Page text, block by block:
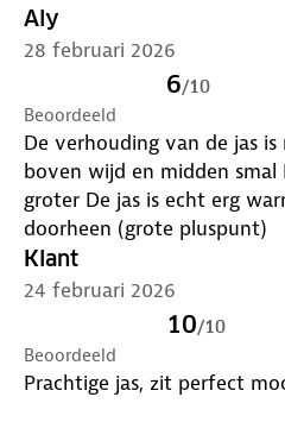
Aly
28 februari 2026
6/10
Beoordeeld
De verhouding van de jas is
boven wijd en midden smal
groter De jas is echt erg
doorheen (grote pluspunt)
Klant
24 februari 2026
10/10
Beoordeeld
Prachtige jas, zit perfect